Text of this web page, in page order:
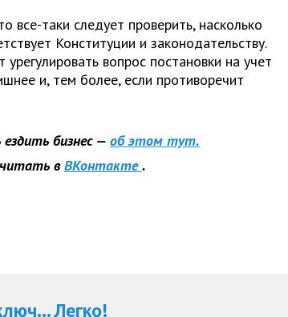
все-таки следует проверить, насколько
Конституции и законодательству.
вопрос постановки на учет
и, тем более, если противоречит
бизнес — об этом тут.
в ВКонтакте .
Легко!